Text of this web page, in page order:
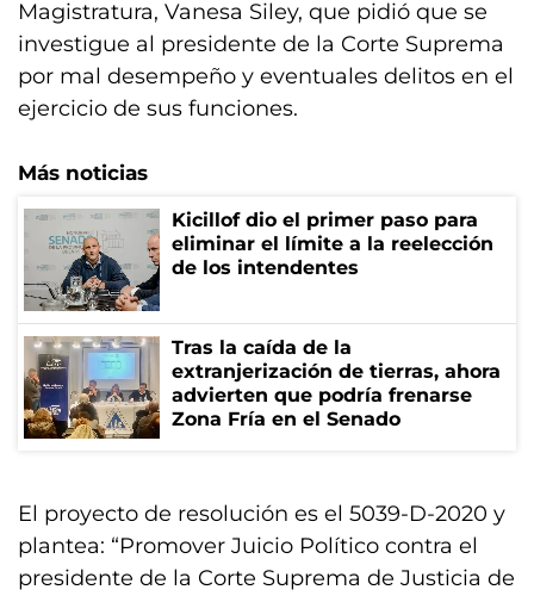
Magistratura, Vanesa Siley, que pidió que se
investigue al presidente de la Corte Suprema
por mal desempeño y eventuales delitos en el
ejercicio de sus funciones.
Más noticias
Kicillof dio el primer paso para
eliminar el límite a la reelección
de los intendentes
Tras la caída de la
extranjerización de tierras, ahora
advierten que podría frenarse
Zona Fría en el Senado
El proyecto de resolución es el 5039-D-2020 y
plantea: “Promover Juicio Político contra el
presidente de la Corte Suprema de Justicia de